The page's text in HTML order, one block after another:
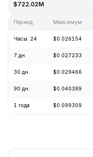
$722.02M
Период Максимум
Часы: 24 $0.026154
7 дн. $0.027233
30 дн. $0.029466
90 дн. $0.040399
1 года $0.099309